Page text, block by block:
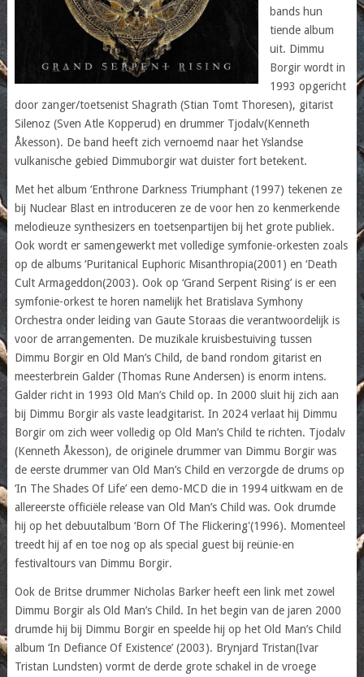
bands hun
tiende album
uit. Dimmu
Borgir wordt in
1993 opgericht
door zanger/toetsenist Shagrath (Stian Tomt Thoresen), gitarist
Silenoz (Sven Atle Kopperud) en drummer Tjodalv(Kenneth
Åkesson). De band heeft zich vernoemd naar het Yslandse
vulkanische gebied Dimmuborgir wat duister fort betekent.
Met het album ‘Enthrone Darkness Triumphant (1997) tekenen ze
bij Nuclear Blast en introduceren ze de voor hen zo kenmerkende
melodieuze synthesizers en toetsenpartijen bij het grote publiek.
Ook wordt er samengewerkt met volledige symfonie-orkesten zoals
op de albums ‘Puritanical Euphoric Misanthropia(2001) en ‘Death
Cult Armageddon(2003). Ook op ‘Grand Serpent Rising’ is er een
symfonie-orkest te horen namelijk het Bratislava Symhony
Orchestra onder leiding van Gaute Storaas die verantwoordelijk is
voor de arrangementen. De muzikale kruisbestuiving tussen
Dimmu Borgir en Old Man’s Child, de band rondom gitarist en
meesterbrein Galder (Thomas Rune Andersen) is enorm intens.
Galder richt in 1993 Old Man’s Child op. In 2000 sluit hij zich aan
bij Dimmu Borgir als vaste leadgitarist. In 2024 verlaat hij Dimmu
Borgir om zich weer volledig op Old Man’s Child te richten. Tjodalv
(Kenneth Åkesson), de originele drummer van Dimmu Borgir was
de eerste drummer van Old Man’s Child en verzorgde de drums op
‘In The Shades Of Life’ een demo-MCD die in 1994 uitkwam en de
allereerste officiële release van Old Man’s Child was. Ook drumde
hij op het debuutalbum ‘Born Of The Flickering'(1996). Momenteel
treedt hij af en toe nog op als special guest bij reünie-en
festivaltours van Dimmu Borgir.
Ook de Britse drummer Nicholas Barker heeft een link met zowel
Dimmu Borgir als Old Man’s Child. In het begin van de jaren 2000
drumde hij bij Dimmu Borgir en speelde hij op het Old Man’s Child
album ‘In Defiance Of Existence’ (2003). Brynjard Tristan(Ivar
Tristan Lundsten) vormt de derde grote schakel in de vroege